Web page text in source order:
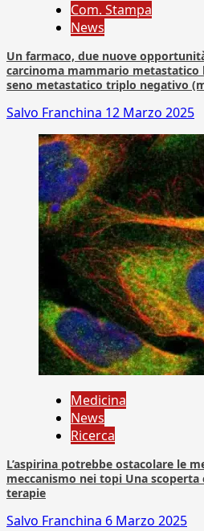
Com. Stampa
News
Un farmaco, due nuove
carcinoma mammario metastatico
seno metastatico triplo negativo
Salvo Franchina 12 Marzo 2025
Medicina
News
Ricerca
L’aspirina potrebbe ostacolare le
meccanismo nei topi Una scoperta
terapie
Salvo Franchina 6 Marzo 2025